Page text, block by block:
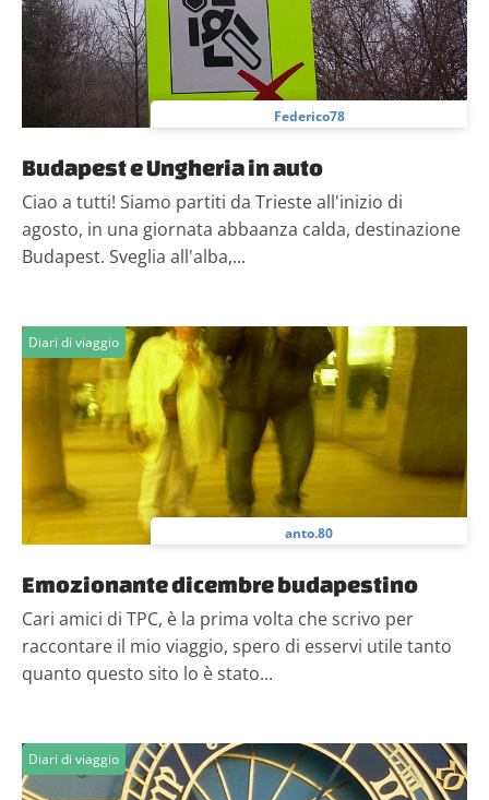
Federico78
Budapest e Ungheria in auto
Ciao a tutti! Siamo partiti da Trieste all'inizio di
agosto, in una giornata abbaanza calda, destinazione
Budapest. Sveglia all'alba,...
Diari di viaggio
anto.80
Emozionante dicembre budapestino
Cari amici di TPC, è la prima volta che scrivo per
raccontare il mio viaggio, spero di esservi utile tanto
quanto questo sito lo è stato...
Diari di viaggio